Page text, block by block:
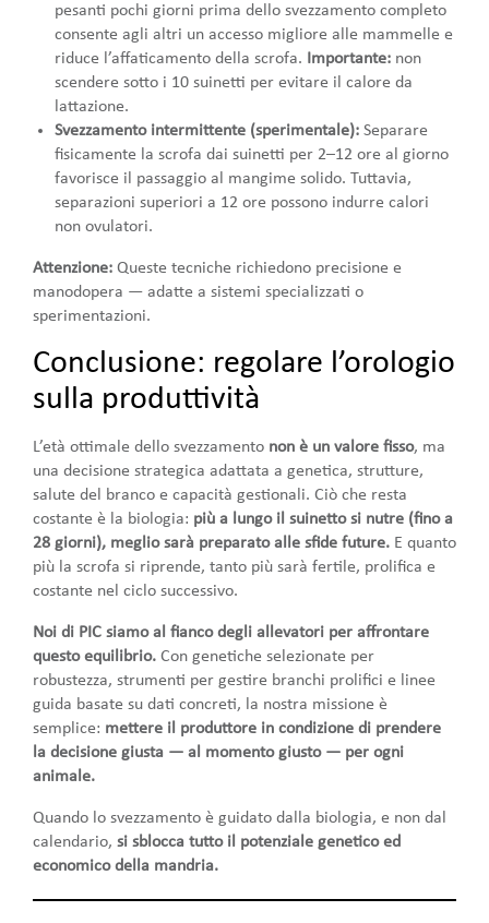
pesanti pochi giorni prima dello svezzamento completo
consente agli altri un accesso migliore alle mammelle e
riduce l’affaticamento della scrofa. Importante: non
scendere sotto i 10 suinetti per evitare il calore da
lattazione.
Svezzamento intermittente (sperimentale): Separare
fisicamente la scrofa dai suinetti per 2–12 ore al giorno
favorisce il passaggio al mangime solido. Tuttavia,
separazioni superiori a 12 ore possono indurre calori
non ovulatori.
Attenzione: Queste tecniche richiedono precisione e
manodopera — adatte a sistemi specializzati o
sperimentazioni.
Conclusione: regolare l’orologio
sulla produttività
L’età ottimale dello svezzamento non è un valore fisso, ma
una decisione strategica adattata a genetica, strutture,
salute del branco e capacità gestionali. Ciò che resta
costante è la biologia: più a lungo il suinetto si nutre (fino a
28 giorni), meglio sarà preparato alle sfide future. E quanto
più la scrofa si riprende, tanto più sarà fertile, prolifica e
costante nel ciclo successivo.
Noi di PIC siamo al fianco degli allevatori per affrontare
questo equilibrio. Con genetiche selezionate per
robustezza, strumenti per gestire branchi prolifici e linee
guida basate su dati concreti, la nostra missione è
semplice: mettere il produttore in condizione di prendere
la decisione giusta — al momento giusto — per ogni
animale.
Quando lo svezzamento è guidato dalla biologia, e non dal
calendario, si sblocca tutto il potenziale genetico ed
economico della mandria.